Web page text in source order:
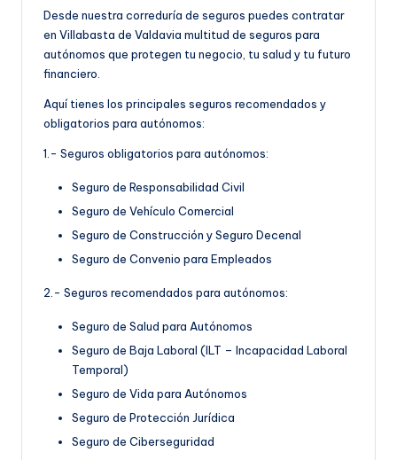
Desde nuestra correduría de seguros puedes contratar
en Villabasta de Valdavia multitud de seguros para
autónomos que protegen tu negocio, tu salud y tu futuro
financiero.
Aquí tienes los principales seguros recomendados y
obligatorios para autónomos:
1.- Seguros obligatorios para autónomos:
Seguro de Responsabilidad Civil
Seguro de Vehículo Comercial
Seguro de Construcción y Seguro Decenal
Seguro de Convenio para Empleados
2.- Seguros recomendados para autónomos:
Seguro de Salud para Autónomos
Seguro de Baja Laboral (ILT – Incapacidad Laboral
Temporal)
Seguro de Vida para Autónomos
Seguro de Protección Jurídica
Seguro de Ciberseguridad